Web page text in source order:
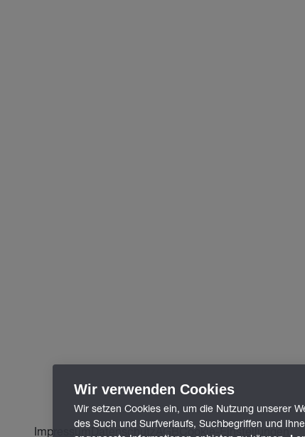
Impressum Datenschutz AGBCookie-Einstellungen
Wir verwenden Cookies
Wir setzen Cookies ein, um die Nutzung unserer
des Such und Surfverlaufs, Suchbegriffen und